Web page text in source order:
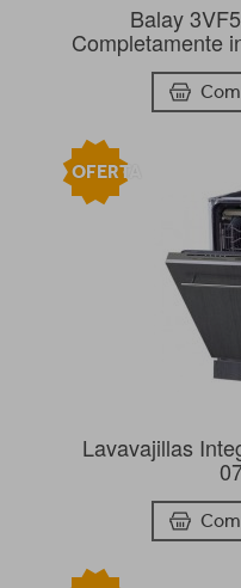
Balay
Completamente
Lavavajillas
OFERTA